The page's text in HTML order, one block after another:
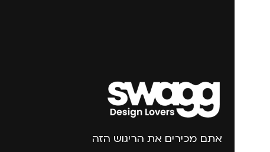
אתם מכירים את הריגוש הזה